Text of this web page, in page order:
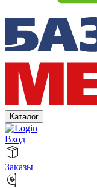
Каталог
Вход
Заказы